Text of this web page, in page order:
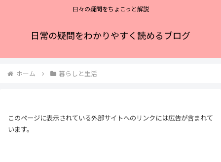
日々の疑問をちょこっと解説
日常の疑問をわかりやすく読めるブログ
ホーム 暮らしと生活
このページに表示されている外部サイトへのリンクには広告が含まれて
います。